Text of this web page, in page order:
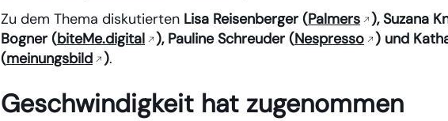
Zu dem Thema diskutierten Lisa Reisenberger (Palmers ), Suzana
Bogner (biteMe.digital ), Pauline Schreuder (Nespresso ) und
(meinungsbild ).
Geschwindigkeit hat zugenommen